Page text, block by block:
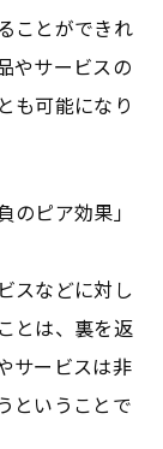
ことができれ
やサービスの
も可能になり
ピア効果」
スなどに対し
とは、裏を返
サービスは非
ということで